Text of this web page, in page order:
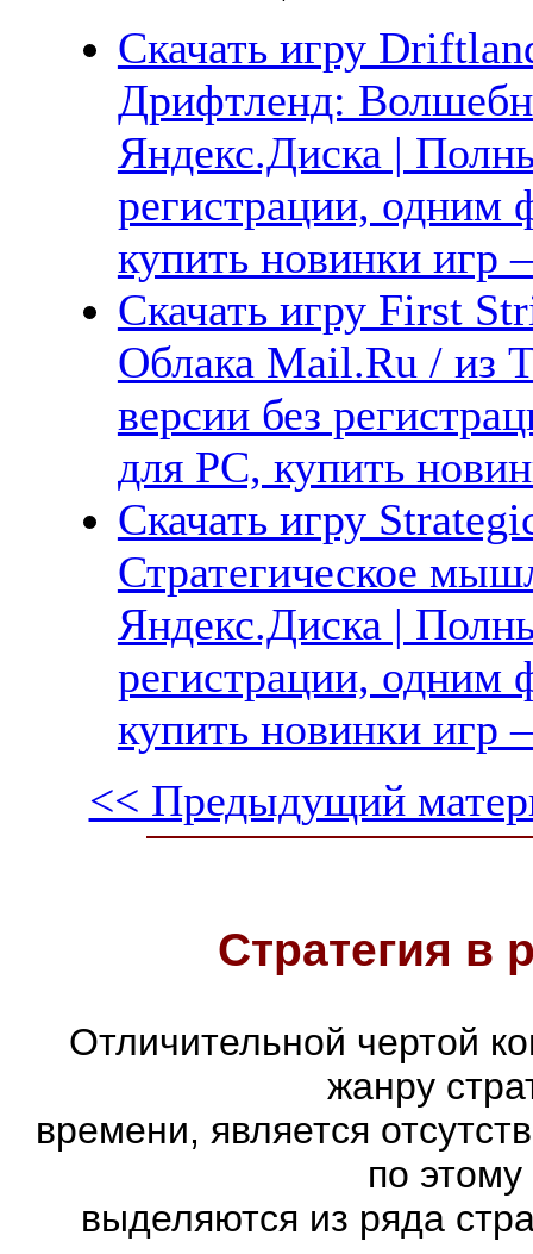
Скачать игру
Дрифтленд:
Яндекс.Диска |
регистрации, одним
купить новинки
Скачать игру First
Облака Mail.Ru / из
версии без
для PC, купить
Скачать игру
Стратегическое
Яндекс.Диска |
регистрации, одним
купить новинки
<< Предыдущий
Стратегия в
Отличительной чертой
жанру
времени, является
по
выделяются из ряда